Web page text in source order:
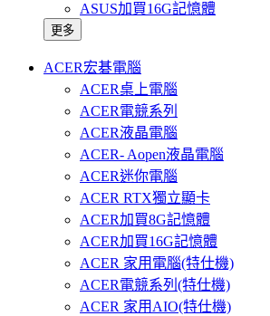
ASUS加買16G記憶體
更多
ACER宏碁電腦
ACER桌上電腦
ACER電競系列
ACER液晶電腦
ACER- Aopen液晶電腦
ACER迷你電腦
ACER RTX獨立顯卡
ACER加買8G記憶體
ACER加買16G記憶體
ACER 家用電腦(特仕機)
ACER電競系列(特仕機)
ACER 家用AIO(特仕機)